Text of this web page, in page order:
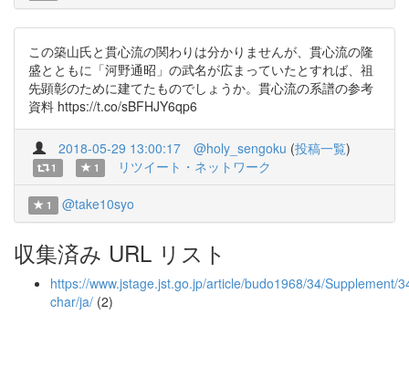
この築山氏と貫心流の関わりは分かりませんが、貫心流の隆
盛とともに「河野通昭」の武名が広まっていたとすれば、祖
先顕彰のために建てたものでしょうか。貫心流の系譜の参考
資料 https://t.co/sBFHJY6qp6
2018-05-29 13:00:17 @holy_sengoku (投稿一覧)
1 1 リツイート・ネットワーク
1 @take10syo
収集済み URL リスト
https://www.jstage.jst.go.jp/article/budo1968/34/Supplement/
char/ja/ (2)